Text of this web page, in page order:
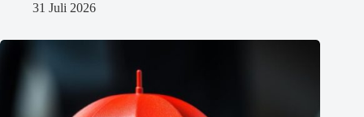
31 Juli 2026